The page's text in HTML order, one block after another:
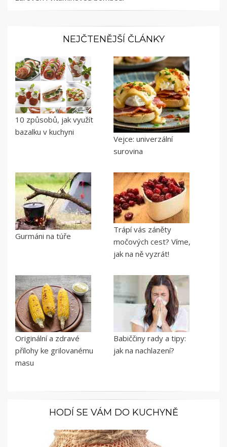
NEJČTENĚJŠÍ ČLÁNKY
10 způsobů, jak využít
bazalku v kuchyni
Vejce: univerzální
surovina
Gurmáni na túře
Trápí vás záněty
močových cest? Víme,
jak na ně vyzrát!
Originální a zdravé
přílohy ke grilovanému
masu
Babiččiny rady a tipy:
jak na nachlazení?
HODÍ SE VÁM DO KUCHYNĚ